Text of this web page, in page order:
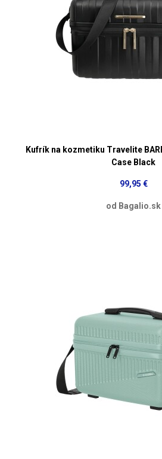
Kufrík na kozmetiku Travelite
Case Black
99,95 €
od Bagalio.sk